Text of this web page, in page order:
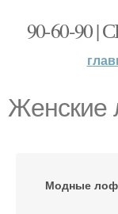
90-60-90
Женские
Модные